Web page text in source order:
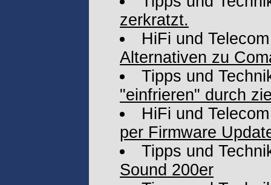
zerkratzt.
HiFi und Telecom
Alternativen zu
Tipps und
"einfrieren" durch
HiFi und Telecom
per Firmware
Tipps und
Sound 200er